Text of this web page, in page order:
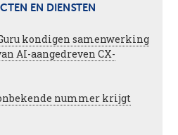
EN DIENSTEN
Guru kondigen samenwerking
AI-aangedreven CX-
nummer krijgt